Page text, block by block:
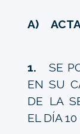
A) ACTA
1.
SE
EN SU
DE LA
EL DÍA